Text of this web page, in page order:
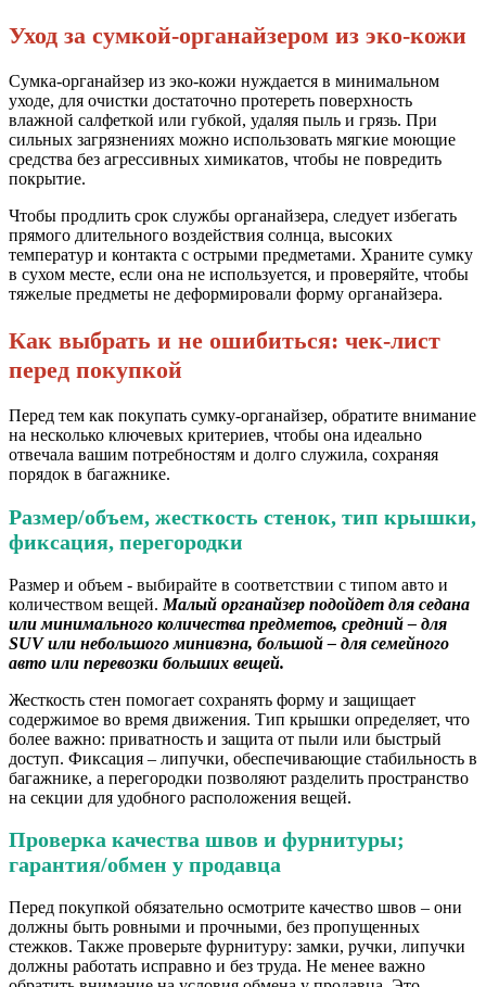
Уход за сумкой-органайзером из эко-кожи
Сумка-органайзер из эко-кожи нуждается в минимальном
уходе, для очистки достаточно протереть поверхность
влажной салфеткой или губкой, удаляя пыль и грязь. При
сильных загрязнениях можно использовать мягкие моющие
средства без агрессивных химикатов, чтобы не повредить
покрытие.
Чтобы продлить срок службы органайзера, следует избегать
прямого длительного воздействия солнца, высоких
температур и контакта с острыми предметами. Храните сумку
в сухом месте, если она не используется, и проверяйте, чтобы
тяжелые предметы не деформировали форму органайзера.
Как выбрать и не ошибиться: чек-лист
перед покупкой
Перед тем как покупать сумку-органайзер, обратите внимание
на несколько ключевых критериев, чтобы она идеально
отвечала вашим потребностям и долго служила, сохраняя
порядок в багажнике.
Размер/объем, жесткость стенок, тип крышки,
фиксация, перегородки
Размер и объем - выбирайте в соответствии с типом авто и
количеством вещей. Малый органайзер подойдет для седана
или минимального количества предметов, средний – для
SUV или небольшого минивэна, большой – для семейного
авто или перевозки больших вещей.
Жесткость стен помогает сохранять форму и защищает
содержимое во время движения. Тип крышки определяет, что
более важно: приватность и защита от пыли или быстрый
доступ. Фиксация – липучки, обеспечивающие стабильность в
багажнике, а перегородки позволяют разделить пространство
на секции для удобного расположения вещей.
Проверка качества швов и фурнитуры;
гарантия/обмен у продавца
Перед покупкой обязательно осмотрите качество швов – они
должны быть ровными и прочными, без пропущенных
стежков. Также проверьте фурнитуру: замки, ручки, липучки
должны работать исправно и без труда. Не менее важно